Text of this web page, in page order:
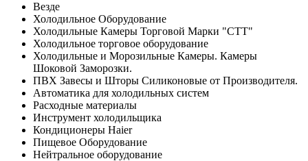
Везде
Холодильное Оборудование
Холодильные Камеры Торговой Марки "СТТ"
Холодильное торговое оборудование
Холодильные и Морозильные Камеры. Камеры
Шоковой Заморозки.
ПВХ Завесы и Шторы Силиконовые от Производителя.
Автоматика для холодильных систем
Расходные материалы
Инструмент холодильщика
Кондиционеры Haier
Пищевое Оборудование
Нейтральное оборудование